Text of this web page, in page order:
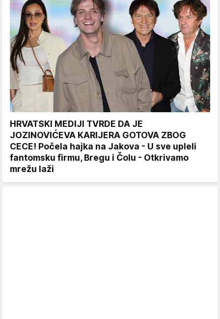
HRVATSKI MEDIJI TVRDE DA JE
JOZINOVIĆEVA KARIJERA GOTOVA ZBOG
CECE! Počela hajka na Jakova - U sve upleli
fantomsku firmu, Bregu i Čolu - Otkrivamo
mrežu laži